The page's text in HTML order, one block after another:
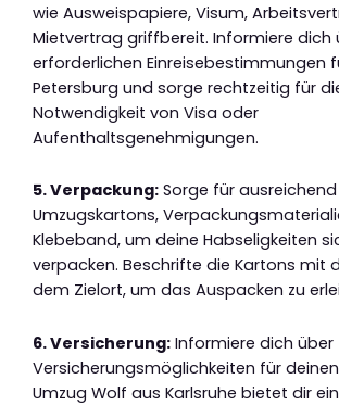
wie Ausweispapiere, Visum,
Mietvertrag griffbereit. Informiere dich
erforderlichen Einreisebestimmungen
Petersburg und sorge rechtzeitig für
Notwendigkeit von Visa oder
Aufenthaltsgenehmigungen.
5. Verpackung: Sorge für ausreichend
Umzugskartons,
Klebeband, um deine Habseligkeiten
verpacken. Beschrifte die Kartons mit
dem Zielort, um das Auspacken zu
6. Versicherung: Informiere dich über
Versicherungsmöglichkeiten für
Umzug Wolf aus Karlsruhe bietet dir